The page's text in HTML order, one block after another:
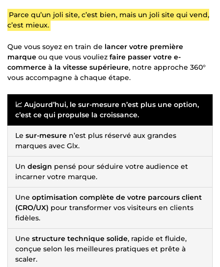
Parce qu’un joli site, c’est bien, mais un joli site qui vend,
c’est mieux.
Que vous soyez en train de lancer votre première
marque ou que vous vouliez faire passer votre e-
commerce à la vitesse supérieure, notre approche 360°
vous accompagne à chaque étape.
📈 Aujourd’hui, le sur-mesure n’est plus une option,
c’est ce qui propulse la croissance.
Le sur-mesure n’est plus réservé aux grandes
marques avec Glx.
Un design pensé pour séduire votre audience et
incarner votre marque.
Une optimisation complète de votre parcours client
(CRO/UX) pour transformer vos visiteurs en clients
fidèles.
Une structure technique solide, rapide et fluide,
conçue selon les meilleures pratiques et prête à
scaler.